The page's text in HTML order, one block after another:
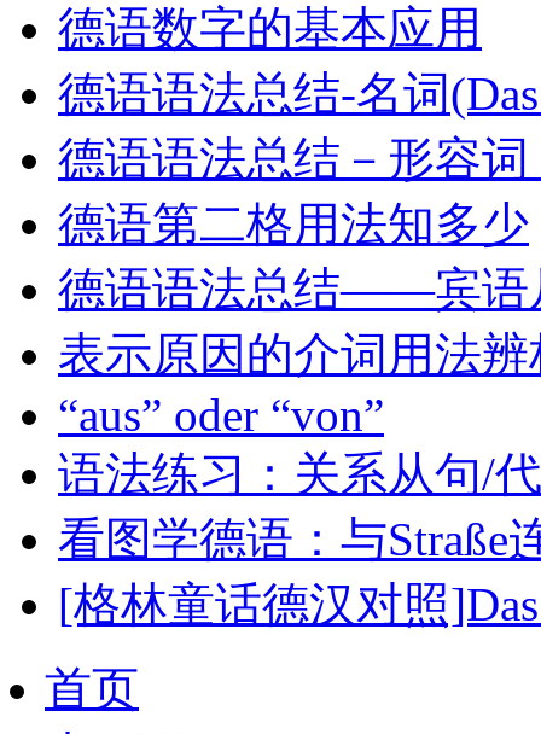
德语数字的基本应用
德语语法总结-名词
德语语法总结－形容词
德语第二格用法知多少
德语语法总结——宾语
表示原因的介词用法辨
“aus” oder “von”
语法练习：关系从句/
看图学德语：与Straße
[格林童话德汉对照
首页